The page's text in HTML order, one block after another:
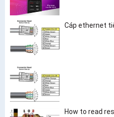
Cáp ethernet
How to read